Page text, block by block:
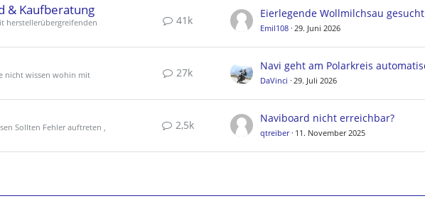
& Kaufberatung
herstellerübergreifenden
41k
Eierlegende Wollmilchsau gesucht
Emil108 29. Juni 2026
nicht wissen wohin mit
27k
DaVinci 29. Juli 2026
Sollten Fehler auftreten ,
2,5k
Naviboard nicht erreichbar?
qtreiber 11. November 2025